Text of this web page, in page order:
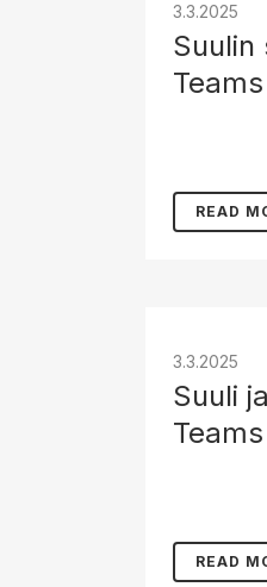
3.3.2025
Suulin
Teams
READ
3.3.2025
Suuli
Teams
READ